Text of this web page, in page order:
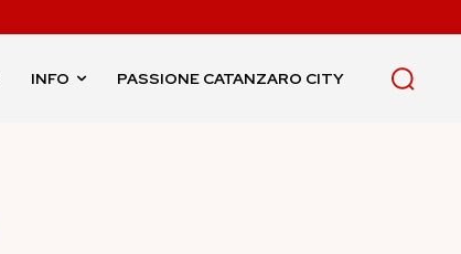
INFO PASSIONE CATANZARO CITY